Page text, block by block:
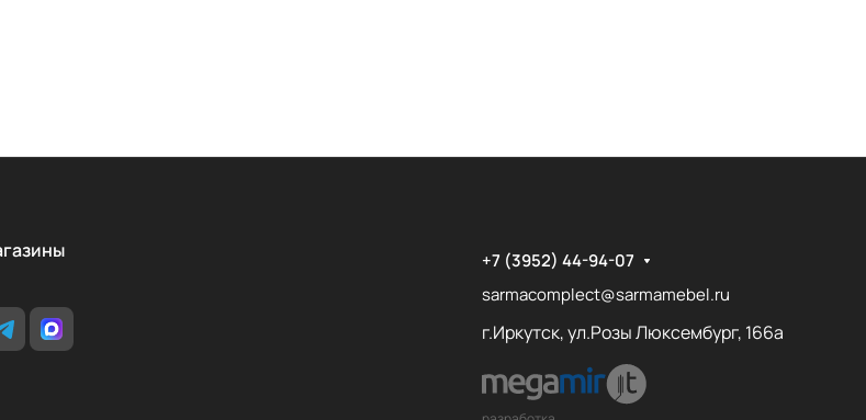
+7 (3952) 44-94-07
sarmacomplect@sarmamebel.ru
г.Иркутск, ул.Розы Люксембург, 166а